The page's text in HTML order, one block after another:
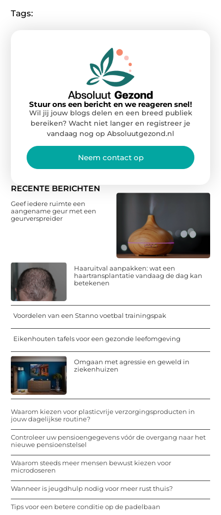
Tags:
RECENTE BERICHTEN
Geef iedere ruimte een
aangename geur met een
geurverspreider
Haaruitval aanpakken: wat een
haartransplantatie vandaag de dag kan
betekenen
Voordelen van een Stanno voetbal trainingspak
Eikenhouten tafels voor een gezonde leefomgeving
Omgaan met agressie en geweld in
ziekenhuizen
Waarom kiezen voor plasticvrije verzorgingsproducten in
jouw dagelijkse routine?
Controleer uw pensioengegevens vóór de overgang naar het
nieuwe pensioenstelsel
Waarom steeds meer mensen bewust kiezen voor
microdoseren
Wanneer is jeugdhulp nodig voor meer rust thuis?
Tips voor een betere conditie op de padelbaan
Stuur ons een bericht en we reageren snel!
Wil jij jouw blogs delen en een breed publiek
bereiken? Wacht niet langer en registreer je
vandaag nog op Absoluutgezond.nl
Neem contact op